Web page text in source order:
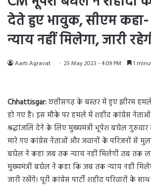
देते हुए भावुक, सीएम
न्याय नहीं मिलेगा, जारी
Aarti Agravat 25 May 2023 - 4:09 PM 1
Chhattisgar:छत्तीसगढ़ के बस्तर में हुए झीरम
हो गए हैं। इस मौके पर हमले में शहीद कांग्रेस
श्रद्धांजलि देने के लिए मुख्यमंत्री भूपेश बघेल
मारे गए कांग्रेस नेताओं और जवानों के परिजनों से
बघेल ने कहा जब तक न्याय नहीं मिलेगी तब तक
मुख्यमंत्री बघेल ने कहा कि जब तक न्याय नही
जारी रखेंगे। पूरी कांग्रेस पार्टी शहीद परिवारों के